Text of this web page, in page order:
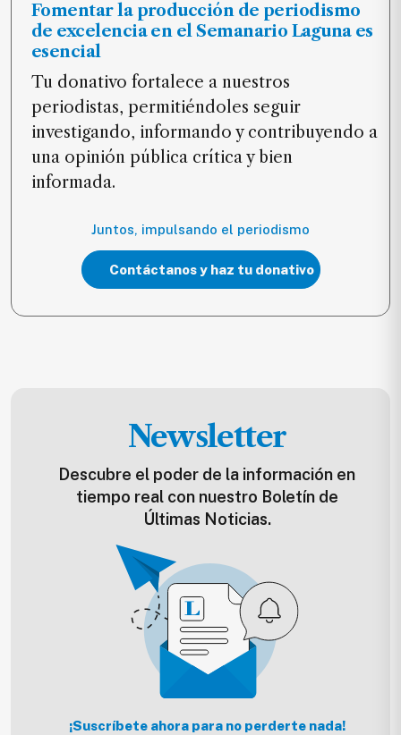
Fomentar la producción de periodismo
de excelencia en el Semanario Laguna es
esencial
Tu donativo fortalece a nuestros
periodistas, permitiéndoles seguir
investigando, informando y contribuyendo a
una opinión pública crítica y bien
informada.
Juntos, impulsando el periodismo
Contáctanos y haz tu donativo
Newsletter
Descubre el poder de la información en
tiempo real con nuestro Boletín de
Últimas Noticias.
¡Suscríbete ahora para no perderte nada!